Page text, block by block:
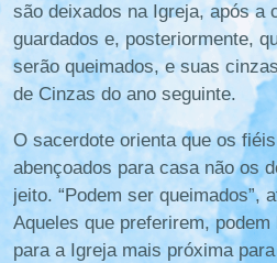
são deixados na Igreja, após a
guardados e, posteriormente,
serão queimados, e suas
de Cinzas do ano seguinte.
O sacerdote orienta que os
abençoados para casa não os
jeito. “Podem ser queimados”,
Aqueles que preferirem,
para a Igreja mais próxima